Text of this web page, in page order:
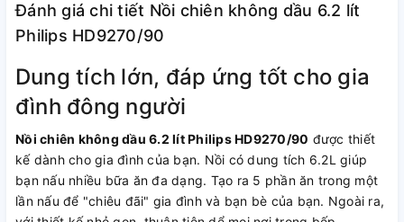
Đánh giá chi tiết Nồi chiên không dầu 6.2 lít
Philips HD9270/90
Dung tích lớn, đáp ứng tốt cho gia
đình đông người
Nồi chiên không dầu 6.2 lít Philips HD9270/90 được thiết
kế dành cho gia đình của bạn. Nồi có dung tích 6.2L giúp
bạn nấu nhiều bữa ăn đa dạng. Tạo ra 5 phần ăn trong một
lần nấu để "chiêu đãi" gia đình và bạn bè của bạn. Ngoài ra,